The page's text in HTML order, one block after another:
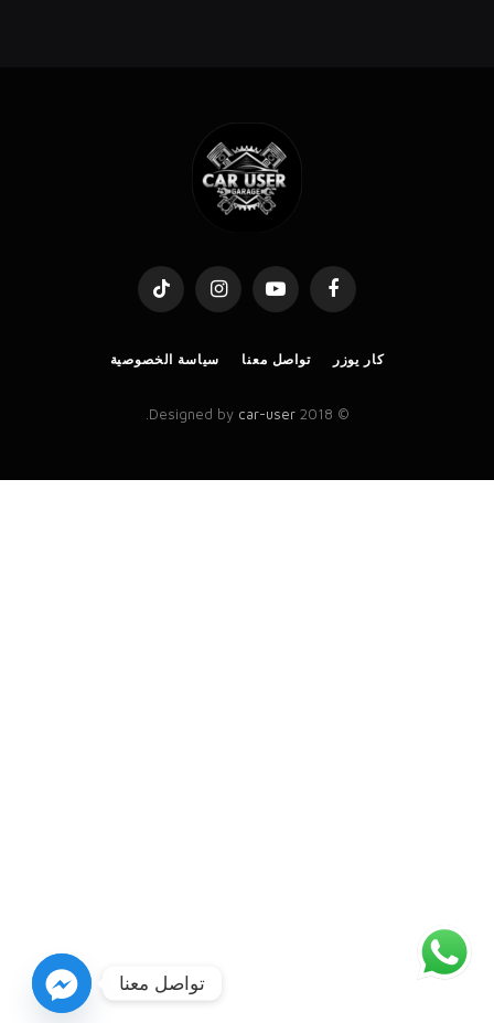
Facebook
YouTube
Instagram
TikTok
كار يوزر تواصل معنا سياسة الخصوصية
© 2018 Designed by
car-user
تواصل معنا